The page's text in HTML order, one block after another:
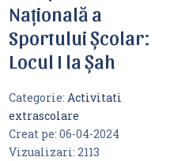
Națională a
Sportului Școlar:
Locul I la Șah
Categorie: Activitati
extrascolare
Creat pe: 06-04-2024
Vizualizari: 2113